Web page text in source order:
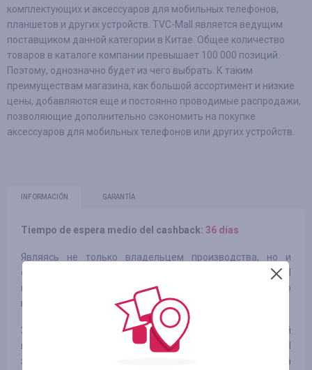
комплектующих и аксессуаров для мобильных телефонов,
планшетов и других устройств. TVC-Mall является ведущим
поставщиком данной категории в Китае. Общее количество
товаров в каталоге компании превышает 100 000 позиций.
Поэтому, однозначно будет из чего выбрать. К таким
преимуществам магазина, как большой ассортимент и низкие
цены, добавляются еще и постоянно проводимые распродажи,
позволяющие дополнительно сэкономить на покупке
аксессуаров для мобильных телефонов или других устройств.
INFORMACIÓN GARANTÍA
Tiempo de espera medio del cashback: 36 días
Являясь не только владельцем производства, но и
сотрудничая с другими производителями, TVC-Mall
может предложить своим покупателям товары высокого
качества по конкурентоспособной цене.
За годы работы над удовлетворением нужд покупателей
по всему миру, ассортимент продукции TVC-Mall
значительно расширился, чтобы покрыть спрос на